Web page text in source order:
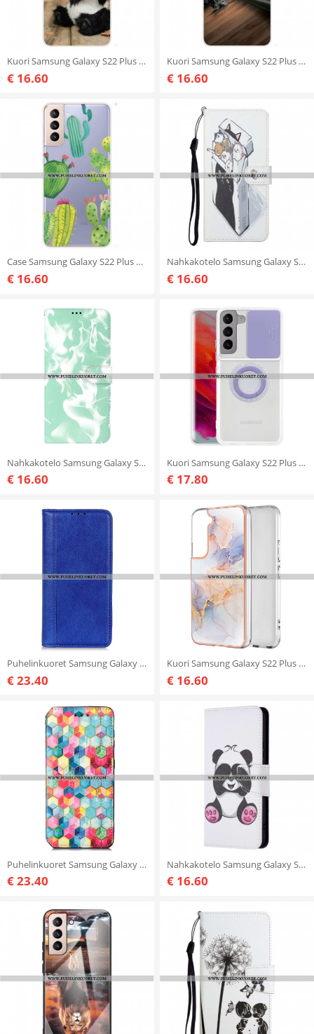
Kuori Samsung Galaxy S22 Plus 5G Joustava Panda
€ 16.60
Kuori Samsung Galaxy S22 Plus 5G Kissanpennun Unelma
€ 16.60
Case Samsung Galaxy S22 Plus 5G Akvarelli Kaktukset
€ 16.60
Nahkakotelo Samsung Galaxy S22 Plus 5G Suojaketju Kuori Toimitus Thong Cats
€ 16.60
Nahkakotelo Samsung Galaxy S22 Plus 5G Abstrakti Kuvio
€ 16.60
Kuori Samsung Galaxy S22 Plus 5G Rengastuki Ja Linssisuojat
€ 17.80
Puhelinkuoret Samsung Galaxy S22 Plus 5G Kotelot Flip Elegance Haljattu Litsi Nahka
€ 23.40
Kuori Samsung Galaxy S22 Plus 5G Hienostunut Marmori
€ 16.60
Puhelinkuoret Samsung Galaxy S22 Plus 5G Kotelot Flip Caseno Rfid -suunnittelu
€ 23.40
Nahkakotelo Samsung Galaxy S22 Plus 5G Panda Hauskaa
€ 16.60